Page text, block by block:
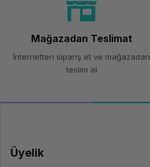
Mağazadan Teslimat
İnternetten sipariş et ve mağazadan
teslim al
Üyelik